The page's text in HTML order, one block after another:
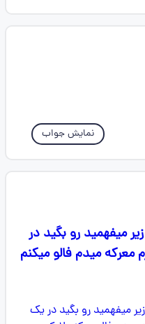
نمایش جواب
میفهمید رو بگید در
میدم فالو میکنم